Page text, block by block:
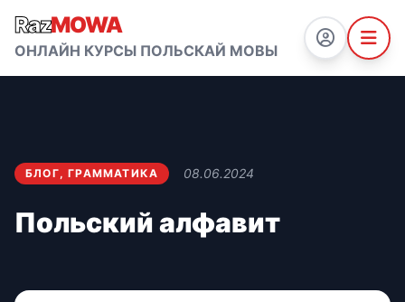
RazMOWA
ОНЛАЙН КУРСЫ ПОЛЬСКАЙ МОВЫ
БЛОГ,ГРАММАТИКА 08.06.2024
Польский алфавит